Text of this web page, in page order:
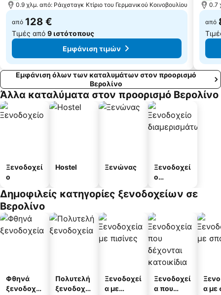
0.9 χλμ. από: Ράιχσταγκ Κτίριο του Γερμανικού Κοινοβουλίου
από 128 €
Τιμές από 9 ιστότοπους
Εμφάνιση τιμών
0.7
από
Εμφάνιση όλων των καταλυμάτων στον προορισμό
Βερολίνο
Άλλα καταλύματα στον προορισμό Βερολίνο
Ξενοδοχεί
ο
Hostel Ξενώνας
Ξενοδοχεί
ο
άτων
Δημοφιλείς κατηγορίες ξενοδοχείων σε
Βερολίνο
Φθηνά
ξενοδοχεί
Πολυτελή
ξενοδοχεί
Ξενοδοχεί
α με
Ξενοδοχεί
α που
α με